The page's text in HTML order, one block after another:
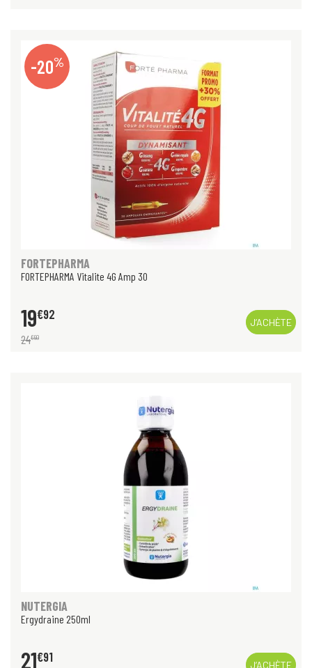
-20%
FORTEPHARMA
FORTEPHARMA Vitalite 4G Amp 30
19€92
24€90
J’ACHÈTE
NUTERGIA
Ergydraine 250ml
21€91
J’ACHÈTE